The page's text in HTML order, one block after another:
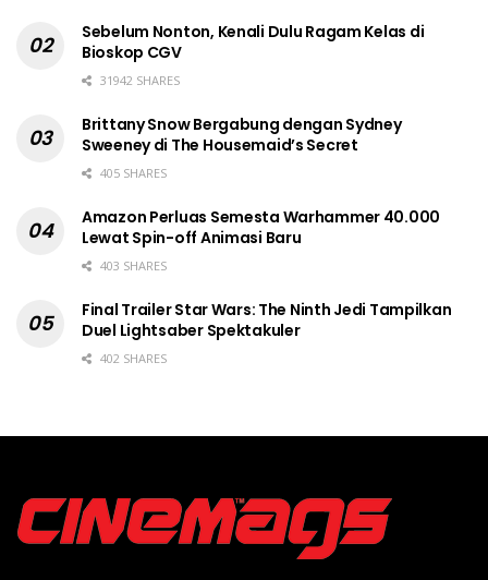
Sebelum Nonton, Kenali Dulu Ragam Kelas di
Bioskop CGV
31942 SHARES
Brittany Snow Bergabung dengan Sydney
Sweeney di The Housemaid’s Secret
405 SHARES
Amazon Perluas Semesta Warhammer 40.000
Lewat Spin-off Animasi Baru
403 SHARES
Final Trailer Star Wars: The Ninth Jedi Tampilkan
Duel Lightsaber Spektakuler
402 SHARES